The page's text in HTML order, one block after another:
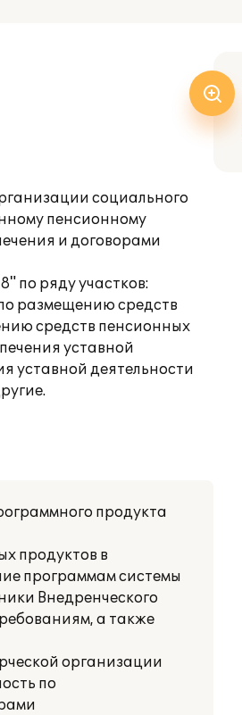
социального
пенсионному
и договорами
по ряду участков:
размещению средств
средств пенсионных
уставной
уставной деятельности
продукта
продуктов в
программам системы
Внедренческого
а также
организации
по